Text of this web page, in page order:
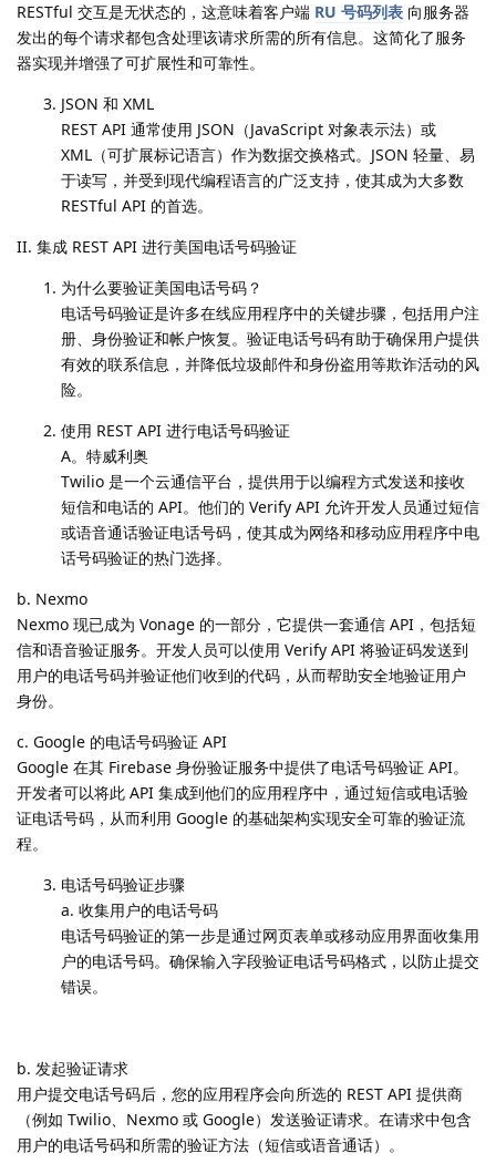
RESTful 交互是无状态的，这意味着客户端 RU 号码列表 向服务器
发出的每个请求都包含处理该请求所需的所有信息。这简化了服务
器实现并增强了可扩展性和可靠性。
JSON 和 XML
REST API 通常使用 JSON（JavaScript 对象表示法）或
XML（可扩展标记语言）作为数据交换格式。JSON 轻量、易
于读写，并受到现代编程语言的广泛支持，使其成为大多数
RESTful API 的首选。
II. 集成 REST API 进行美国电话号码验证
为什么要验证美国电话号码？
电话号码验证是许多在线应用程序中的关键步骤，包括用户注
册、身份验证和帐户恢复。验证电话号码有助于确保用户提供
有效的联系信息，并降低垃圾邮件和身份盗用等欺诈活动的风
险。
使用 REST API 进行电话号码验证
A。特威利奥
Twilio 是一个云通信平台，提供用于以编程方式发送和接收
短信和电话的 API。他们的 Verify API 允许开发人员通过短信
或语音通话验证电话号码，使其成为网络和移动应用程序中电
话号码验证的热门选择。
b. Nexmo
Nexmo 现已成为 Vonage 的一部分，它提供一套通信 API，包括短
信和语音验证服务。开发人员可以使用 Verify API 将验证码发送到
用户的电话号码并验证他们收到的代码，从而帮助安全地验证用户
身份。
c. Google 的电话号码验证 API
Google 在其 Firebase 身份验证服务中提供了电话号码验证 API。
开发者可以将此 API 集成到他们的应用程序中，通过短信或电话验
证电话号码，从而利用 Google 的基础架构实现安全可靠的验证流
程。
电话号码验证步骤
a. 收集用户的电话号码
电话号码验证的第一步是通过网页表单或移动应用界面收集用
户的电话号码。确保输入字段验证电话号码格式，以防止提交
错误。
b. 发起验证请求
用户提交电话号码后，您的应用程序会向所选的 REST API 提供商
（例如 Twilio、Nexmo 或 Google）发送验证请求。在请求中包含
用户的电话号码和所需的验证方法（短信或语音通话）。